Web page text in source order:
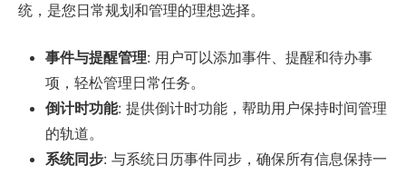
统，是您日常规划和管理的理想选择。
事件与提醒管理: 用户可以添加事件、提醒和待办事
项，轻松管理日常任务。
倒计时功能: 提供倒计时功能，帮助用户保持时间管理
的轨道。
系统同步: 与系统日历事件同步，确保所有信息保持一